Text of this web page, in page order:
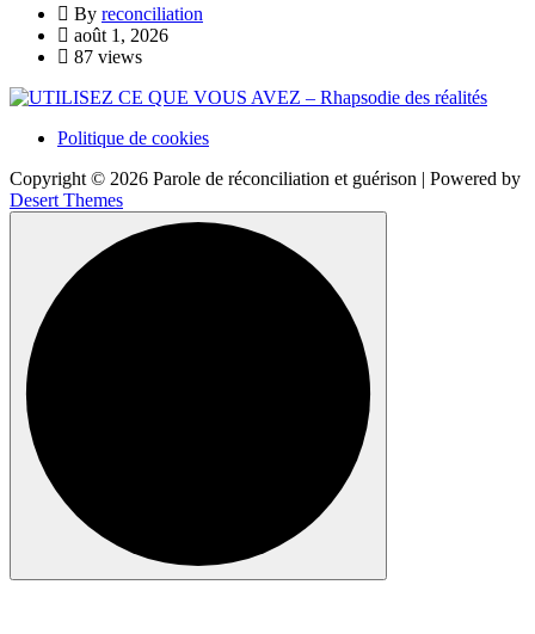
By reconciliation
août 1, 2026
87 views
Politique de cookies
Copyright © 2026 Parole de réconciliation et guérison | Powered by
Desert Themes